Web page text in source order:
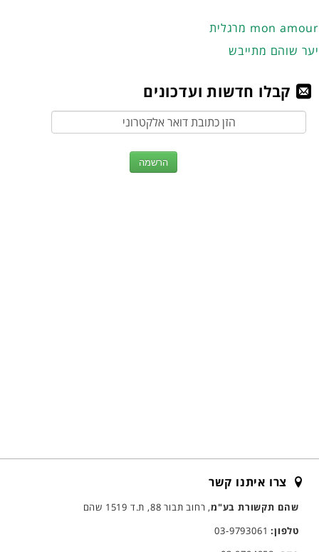
מרגלית mon amour
יער שוהם מתייבש
קבלו חדשות ועדכונים
צרו איתנו קשר
שהם תקשורת בע"מ, רחוב תבור 88, ת.ד 1519 שהם
טלפון:03-9793061